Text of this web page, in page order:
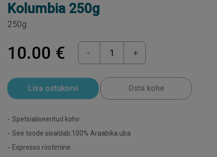
Kolumbia 250g
250g
10.00 € - +
Lisa ostukorvi Osta kohe
Spetsialiseeritud kohv
See toode sisaldab:100% Araabika uba
Espresso röstimine